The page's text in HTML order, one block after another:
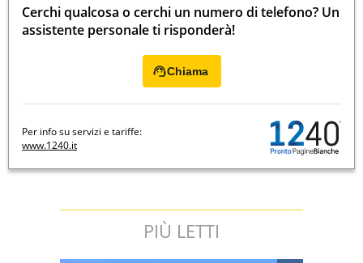
Cerchi qualcosa o cerchi un numero di telefono? Un
assistente personale ti risponderà!
Chiama
Per info su servizi e tariffe:
www.1240.it
PIÙ LETTI